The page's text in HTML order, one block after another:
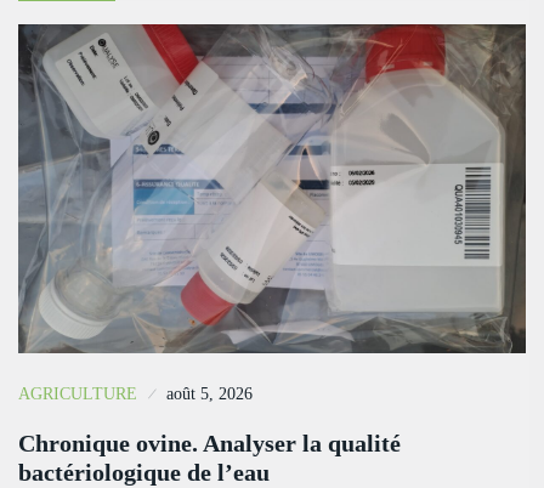
AGRICULTURE août 5, 2026
Chronique ovine. Analyser la qualité
bactériologique de l’eau